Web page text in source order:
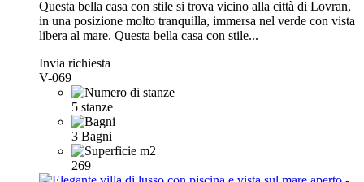
Questa bella casa con stile si trova vicino alla città di Lovran,
in una posizione molto tranquilla, immersa nel verde con vista
libera al mare. Questa bella casa con stile...
Invia richiesta
V-069
5 stanze
3 Bagni
269